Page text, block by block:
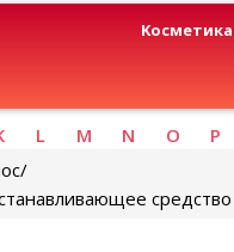
L M N O P